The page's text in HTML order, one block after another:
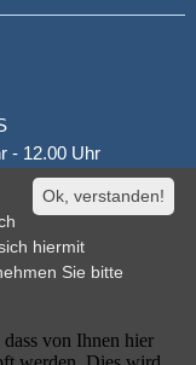
- 12.00 Uhr
- 18.00 Uhr
- 18.00 Uhr
Ok, verstanden!
hiermit
Sie bitte